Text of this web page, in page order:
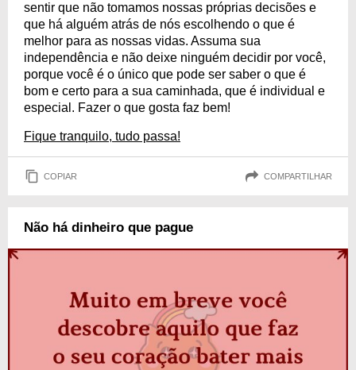
sentir que não tomamos nossas próprias decisões e
que há alguém atrás de nós escolhendo o que é
melhor para as nossas vidas. Assuma sua
independência e não deixe ninguém decidir por você,
porque você é o único que pode ser saber o que é
bom e certo para a sua caminhada, que é individual e
especial. Fazer o que gosta faz bem!
Fique tranquilo, tudo passa!
COPIAR COMPARTILHAR
Não há dinheiro que pague